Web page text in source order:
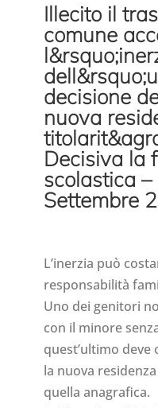
Illecito il
comune
decisione
nuova
Decisiva la
scolastica
Settembre
L’inerzia può
responsabilità
Uno dei genitori
con il minore
quest’ultimo
la nuova
quella anagrafica.